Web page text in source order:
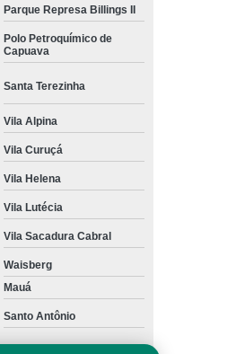
Parque Represa Billings II
Polo Petroquímico de
Capuava
Santa Terezinha
Vila Alpina
Vila Curuçá
Vila Helena
Vila Lutécia
Vila Sacadura Cabral
Waisberg
Mauá
Santo Antônio